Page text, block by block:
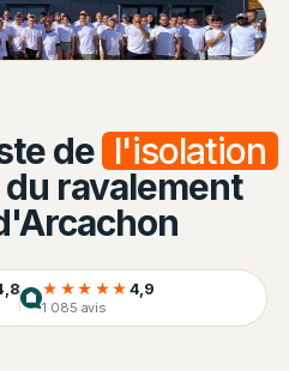
de l'isolation
du ravalement
★★★★★ 4,9
1 085 avis